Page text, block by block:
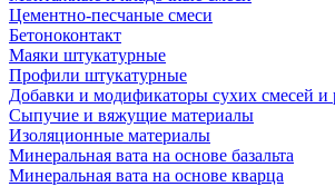
Цементно-песчаные смеси
Бетоноконтакт
Маяки штукатурные
Профили штукатурные
Добавки и модификаторы сухих смесей и
Сыпучие и вяжущие материалы
Изоляционные материалы
Минеральная вата на основе базальта
Минеральная вата на основе кварца